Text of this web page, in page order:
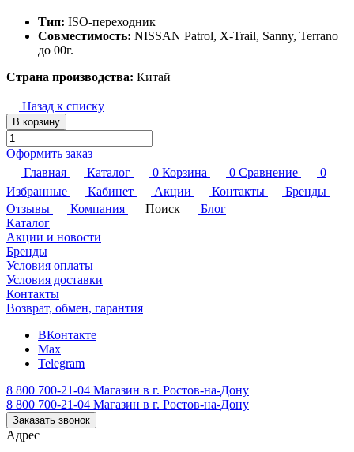
Тип: ISO-переходник
Совместимость: NISSAN Patrol, X-Trail, Sanny, Terrano
до 00г.
Страна производства: Китай
Назад к списку
В корзину
Оформить заказ
Главная
Каталог 0 Корзина 0 Сравнение
0
Избранные
Кабинет Акции Контакты
Бренды
Отзывы
Компания Поиск
Блог
Каталог
Акции и новости
Бренды
Условия оплаты
Условия доставки
Контакты
Возврат, обмен, гарантия
ВКонтакте
Max
Telegram
8 800 700-21-04 Магазин в г. Ростов-на-Дону
8 800 700-21-04 Магазин в г. Ростов-на-Дону
Заказать звонок
Адрес